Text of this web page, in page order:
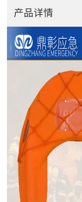
产品详情